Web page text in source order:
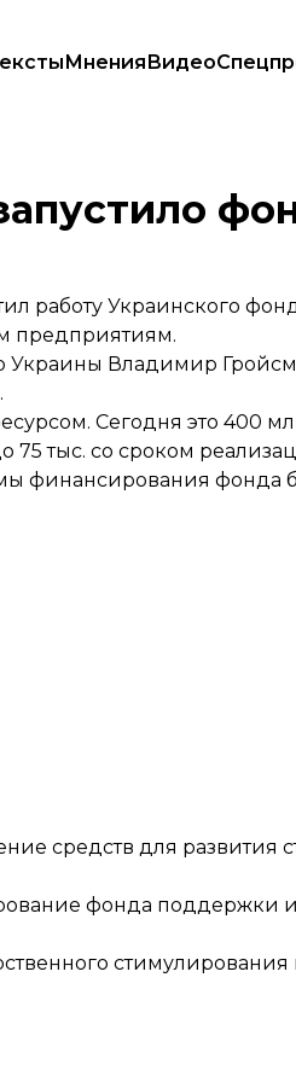
МненияВидео
работу Украинского
предприятиям.
Владимир
Сегодня это 400
75 тыс. со сроком
финансирования фонда
средств для развития
фонда поддержки
стимулирования